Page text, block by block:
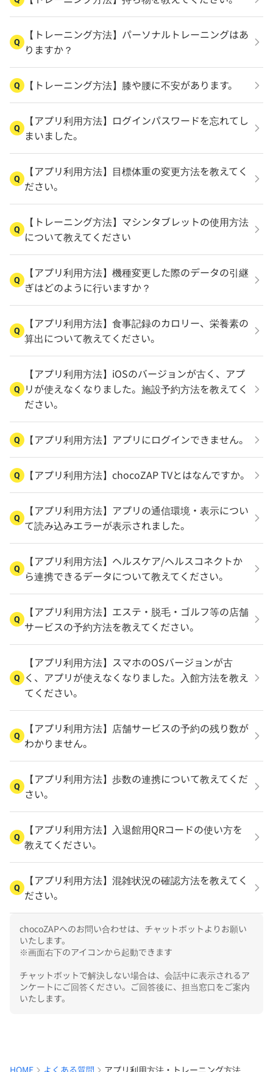
Q
【トレーニング方法】パーソナルトレーニングはあ
りますか？
Q 【トレーニング方法】膝や腰に不安があります。
Q
【アプリ利用方法】ログインパスワードを忘れてし
まいました。
Q
【アプリ利用方法】目標体重の変更方法を教えてく
ださい。
Q
【トレーニング方法】マシンタブレットの使用方法
について教えてください
Q
【アプリ利用方法】機種変更した際のデータの引継
ぎはどのように行いますか？
Q
【アプリ利用方法】食事記録のカロリー、栄養素の
算出について教えてください。
Q
【アプリ利用方法】iOSのバージョンが古く、アプ
リが使えなくなりました。施設予約方法を教えてく
ださい。
Q 【アプリ利用方法】アプリにログインできません。
Q 【アプリ利用方法】chocoZAP TVとはなんですか。
Q
【アプリ利用方法】アプリの通信環境・表示につい
て読み込みエラーが表示されました。
Q
【アプリ利用方法】ヘルスケア/ヘルスコネクトか
ら連携できるデータについて教えてください。
Q
【アプリ利用方法】エステ・脱毛・ゴルフ等の店舗
サービスの予約方法を教えてください。
Q
【アプリ利用方法】スマホのOSバージョンが古
く、アプリが使えなくなりました。入館方法を教え
てください。
Q
【アプリ利用方法】店舗サービスの予約の残り数が
わかりません。
Q
【アプリ利用方法】歩数の連携について教えてくだ
さい。
Q
【アプリ利用方法】入退館用QRコードの使い方を
教えてください。
Q
【アプリ利用方法】混雑状況の確認方法を教えてく
ださい。
chocoZAPへのお問い合わせは、チャットボットよりお願い
いたします。
※画面右下のアイコンから起動できます
チャットボットで解決しない場合は、会話中に表示されるア
ンケートにご回答ください。ご回答後に、担当窓口をご案内
いたします。
HOME よくある質問 アプリ利用方法・トレーニング方法